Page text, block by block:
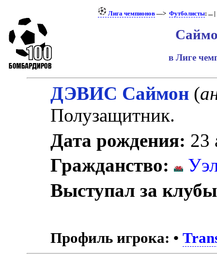
Лига чемпионов—> Футболисты: ... |
в Лиге
ДЭВИС Саймон (
Полузащитник.
Дата рождения: 23
Гражданство:
Выступал за
Профиль игрока: •